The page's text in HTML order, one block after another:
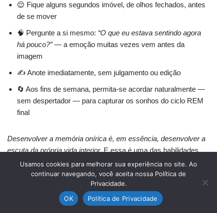
😌 Fique alguns segundos imóvel, de olhos fechados, antes
de se mover
🧠 Pergunte a si mesmo: “O que eu estava sentindo agora
há pouco?”— a emoção muitas vezes vem antes da
imagem
✍️ Anote imediatamente, sem julgamento ou edição
🔄 Aos fins de semana, permita-se acordar naturalmente —
sem despertador — para capturar os sonhos do ciclo REM
final
Desenvolver a memória onírica é, em essência, desenvolver a
escuta da própria vida interior.E essa é uma das habilidades
mais valiosas — e mais negligenciadas — que um ser humano
pode cultivar.
Ao longo deste artigo, percorremos um caminho fascinante —
Usamos cookies para melhorar sua experiência no site. Ao
continuar navegando, você aceita nossa Política de
Privacidade.
OK
Política de Privacidade